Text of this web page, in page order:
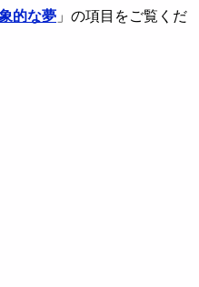
的な夢 」の項目をご覧くだ